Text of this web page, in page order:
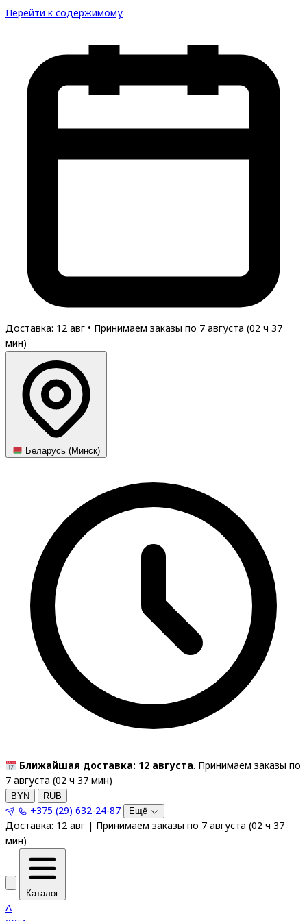
Перейти к содержимому
Доставка: 12 авг • Принимаем заказы по 7 августа (02 ч 37
мин)
Беларусь (Минск)
Ближайшая доставка: 12 августа. Принимаем заказы по
7 августа (02 ч 37 мин)
BYN RUB
+375 (29) 632-24-87 Ещё
Доставка: 12 авг | Принимаем заказы по 7 августа (02 ч 37
мин)
Каталог
A